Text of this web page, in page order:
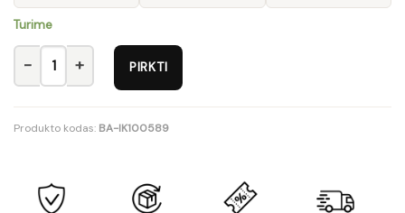
Turime
produkto kiekis: SZF2D2S-DARL
PIRKTI
Produkto kodas: BA-IK100589